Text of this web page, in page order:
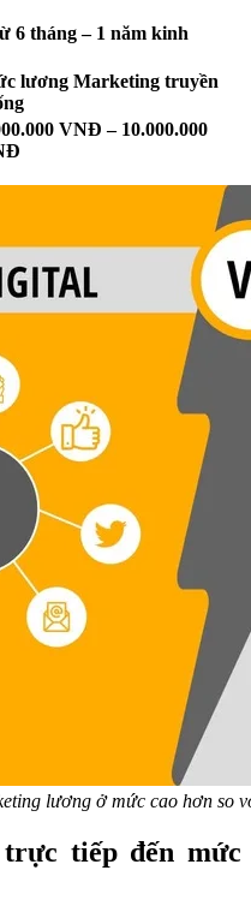
6 tháng – 1 năm kinh
lương Marketing truyền
VNĐ – 10.000.000
lương ở mức cao hơn so
tiếp đến mức